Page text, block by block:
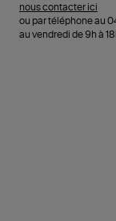
nous contacter ici
ou par téléphone au
au vendredi de 9h à